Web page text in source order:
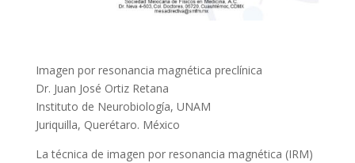
Imagen por resonancia magnética preclínica
Dr. Juan José Ortiz Retana
Instituto de Neurobiología, UNAM
Juriquilla, Querétaro. México
La técnica de imagen por resonancia magnética (IRM)